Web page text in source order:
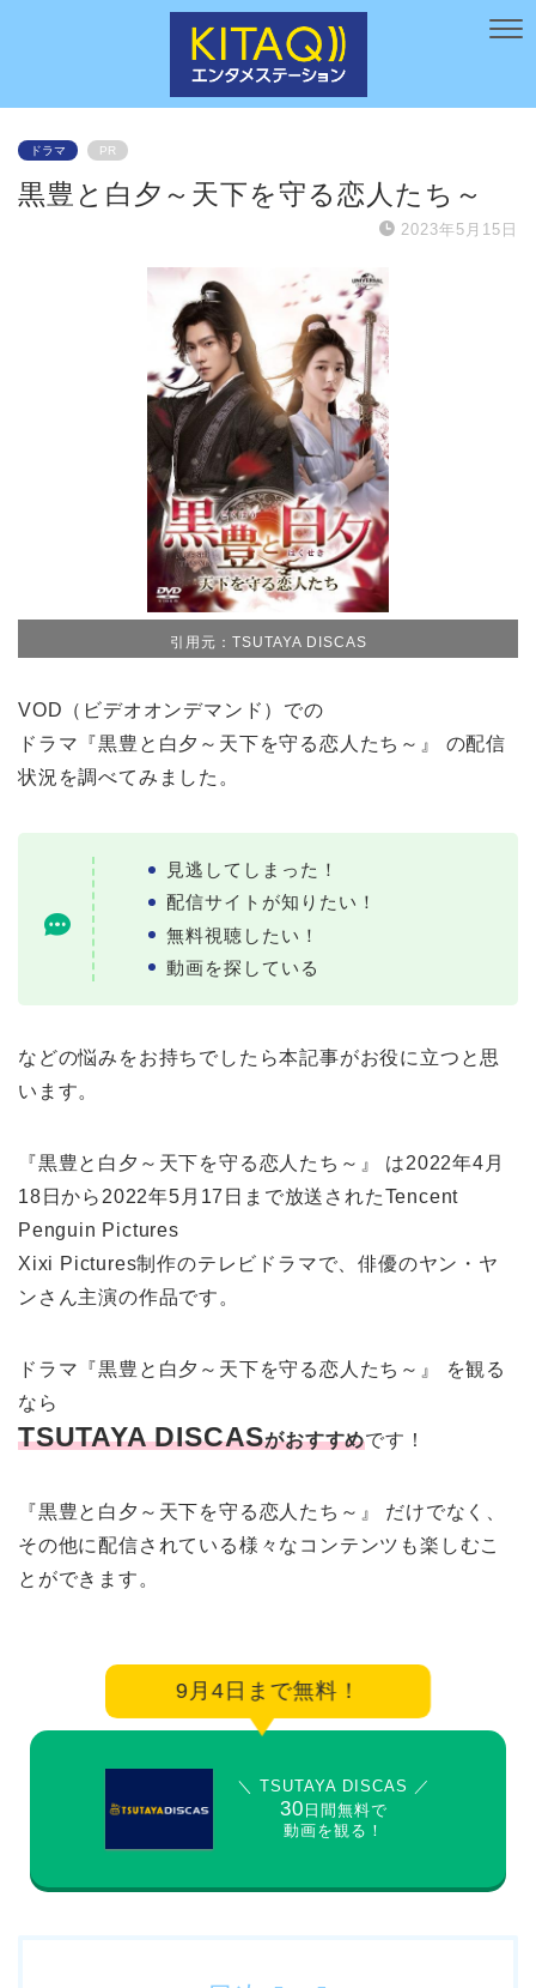
ドラマ PR
黒豊と白夕～天下を守る恋人たち～
2023年5月15日
引用元：TSUTAYA DISCAS
VOD（ビデオオンデマンド）での
ドラマ『黒豊と白夕～天下を守る恋人たち～』 の配信
状況を調べてみました。
見逃してしまった！
配信サイトが知りたい！
無料視聴したい！
動画を探している
などの悩みをお持ちでしたら本記事がお役に立つと思
います。
『黒豊と白夕～天下を守る恋人たち～』 は2022年4月
18日から2022年5月17日まで放送されたTencent
Penguin Pictures
Xixi Pictures制作のテレビドラマで、俳優のヤン・ヤ
ンさん主演の作品です。
ドラマ『黒豊と白夕～天下を守る恋人たち～』 を観る
なら
TSUTAYA DISCASがおすすめです！
『黒豊と白夕～天下を守る恋人たち～』 だけでなく、
その他に配信されている様々なコンテンツも楽しむこ
とができます。
9月4日まで無料！
＼ TSUTAYA DISCAS ／
30 日間無料で
動画を観る！